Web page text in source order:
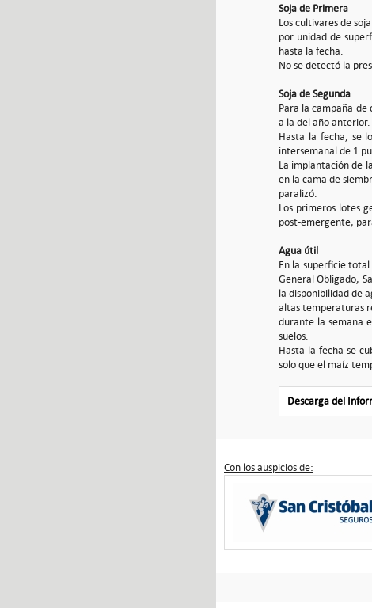
Soja de Primera
Los cultivares de
por unidad de
hasta la fecha.
No se detectó la
Soja de Segunda
Para la campaña de
a la del año anterior.
Hasta la fecha, se
intersemanal de 1
La implantación de
en la cama de
paralizó.
Los primeros lotes
post-emergente,
Agua útil
En la superficie
General Obligado,
la disponibilidad de
altas temperaturas
durante la semana
suelos.
Hasta la fecha se
solo que el maíz
Descarga del
Con los auspicios de: